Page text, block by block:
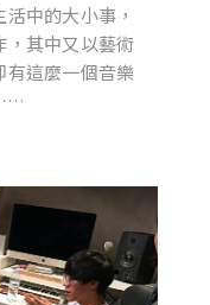
中的大小事，
，其中又以藝術
有這麼一個音樂